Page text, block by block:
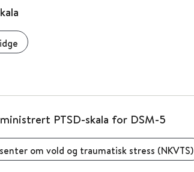
PTSD-skala for DSM-5
om vold og traumatisk stress (NKVTS)